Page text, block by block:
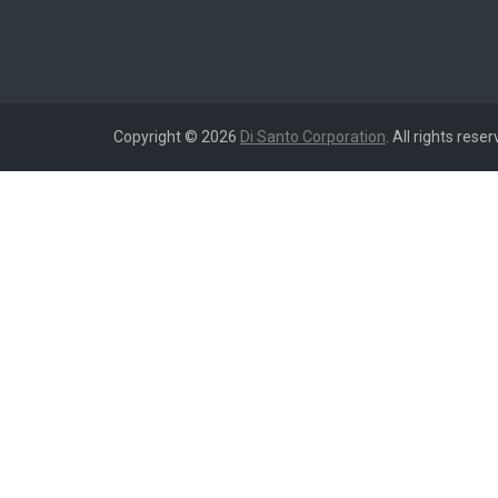
Copyright © 2026 Di Santo Corporation . All rights